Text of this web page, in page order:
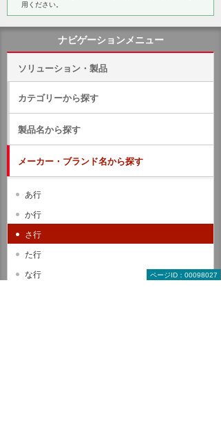
用ください。
ページID：00098027
ナビゲーションメニュー
ソリューション・製品
カテゴリーから探す
製品名から探す
メーカー・ブランド名から探す
あ行
か行
さ行
た行
な行